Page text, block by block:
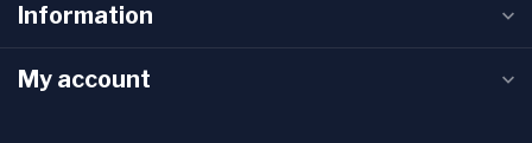
Information
My account